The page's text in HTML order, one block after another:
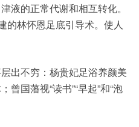
液的正常代谢和相互转化。
的林怀恩足底引导术。使人
出不穷：杨贵妃足浴养颜美
国藩视“读书”“早起”和“泡